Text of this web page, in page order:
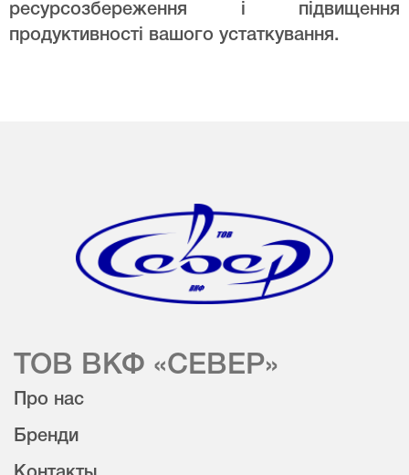
ресурсозбереження і підвищення
продуктивності вашого устаткування.
ТОВ ВКФ «СЕВЕР»
Про нас
Бренди